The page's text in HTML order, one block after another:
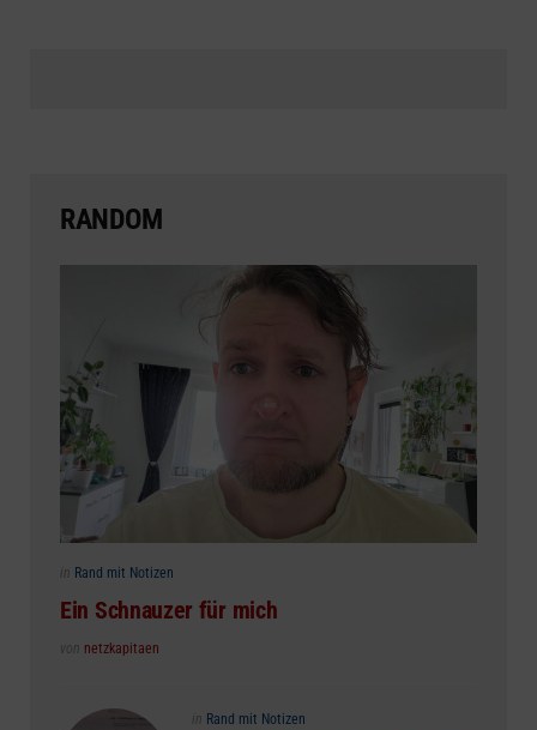
RANDOM
Posted
in Rand mit Notizen
Ein Schnauzer für mich
Posted
von netzkapitaen
Posted
in Rand mit Notizen